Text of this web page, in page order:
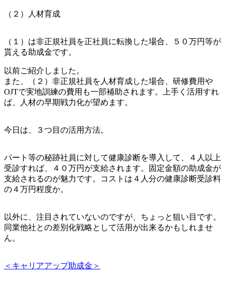
（２）人材育成
（１）は非正規社員を正社員に転換した場合、５０万円等が
貰える助成金です。
以前ご紹介しました。
また、（２）非正規社員を人材育成した場合、研修費用や
OJTで実地訓練の費用も一部補助されます。上手く活用すれ
ば、人材の早期戦力化が望めます。
今日は、３つ目の活用方法。
パート等の秘跡社員に対して健康診断を導入して、４人以上
受診すれば、４０万円が支給されます。固定金額の助成金が
支給されるのが魅力です。コストは４人分の健康診断受診料
の４万円程度か。
以外に、注目されていないのですが、ちょっと狙い目です。
同業他社との差別化戦略として活用が出来るかもしれませ
ん。
＜キャリアアップ助成金＞